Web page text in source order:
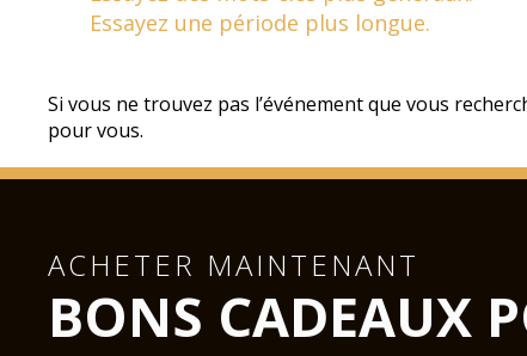
Essayez une période plus longue.
Si vous ne trouvez pas l’événement que vous
pour vous.
ACHETER MAINTENANT
BONS CADEAUX